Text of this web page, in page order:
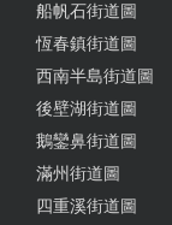
這個龜毛
離、水量
題，冷氣
船帆石街道圖
恆春鎮街道圖
西南半島街道圖
後壁湖街道圖
鵝鑾鼻街道圖
滿州街道圖
四重溪街道圖